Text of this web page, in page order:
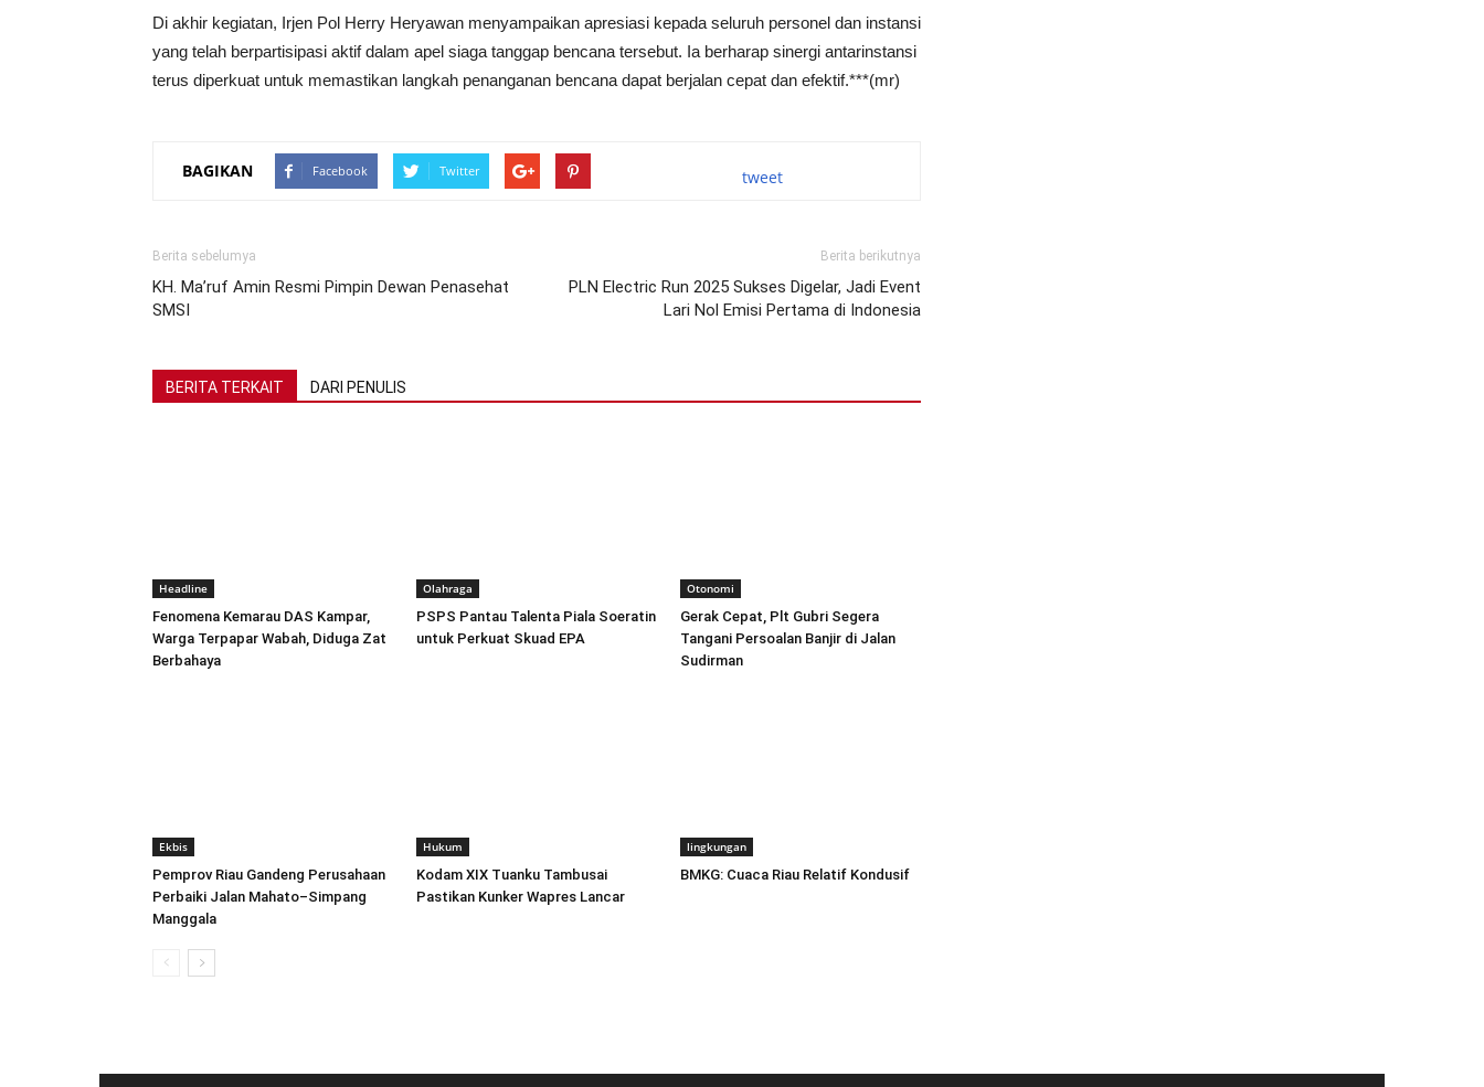
Di akhir kegiatan, Irjen Pol Herry Heryawan menyampaikan apresiasi kepada seluruh personel dan instansi
yang telah berpartisipasi aktif dalam apel siaga tanggap bencana tersebut. Ia berharap sinergi antarinstansi
terus diperkuat untuk memastikan langkah penanganan bencana dapat berjalan cepat dan efektif.***(mr)
BAGIKAN Facebook Twitter tweet
Berita sebelumya
KH. Ma’ruf Amin Resmi Pimpin Dewan Penasehat
SMSI
Berita berikutnya
PLN Electric Run 2025 Sukses Digelar, Jadi Event
Lari Nol Emisi Pertama di Indonesia
BERITA TERKAIT DARI PENULIS
Headline
Fenomena Kemarau DAS Kampar,
Warga Terpapar Wabah, Diduga Zat
Berbahaya
Olahraga
PSPS Pantau Talenta Piala Soeratin
untuk Perkuat Skuad EPA
Otonomi
Gerak Cepat, Plt Gubri Segera
Tangani Persoalan Banjir di Jalan
Sudirman
Ekbis
Pemprov Riau Gandeng Perusahaan
Perbaiki Jalan Mahato–Simpang
Manggala
Hukum
Kodam XIX Tuanku Tambusai
Pastikan Kunker Wapres Lancar
lingkungan
BMKG: Cuaca Riau Relatif Kondusif